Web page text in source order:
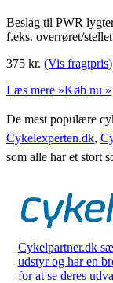
Beslag til PWR
f.eks. overrøret/
375 kr. (Vis fragtpris)
Læs mere »Køb nu »
De mest populære
Cykelexperten.dk,
som alle har et stort
Cykelpartner.dk
udstyr og har en
for at se deres